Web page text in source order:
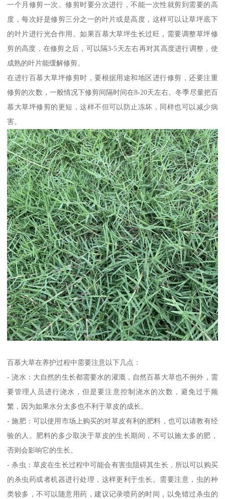
一个月修剪一次。修剪时要分次进行，不能一次性就剪到需要的高
度，每次好是修剪三分之一的叶片或是高度，这样可以让草坪底下
的叶片进行光合作用。如果百慕大草坪生长过旺，需要调整草坪修
剪的高度，在修剪之后，可以隔3-5天左右再对其高度进行调整，使
成熟的叶片能缓解修剪。
在进行百慕大草坪修剪时，要根据用途和地区进行修剪，还要注重
修剪的次数，一般情况下修剪间隔时间在8-20天左右。冬季尽量把百
慕大草坪修剪的更短，这样不但可以防止冻坏，同样也可以减少病
害。
百慕大草在养护过程中需要注意以下几点：
- 浇水：大自然的生长都需要水的灌溉，自然百慕大草也不例外，需
要管理人员进行浇水，但是要注意控制浇水的次数，避免过于频
繁，因为如果水分太多也不利于草皮的成长。
- 施肥：可以使用市场上购买的对草皮有利的肥料，也可以请教有经
验的人。肥料的多少取决于草皮的生长期间，不可以施太多的肥，
否则会影响它的生长。
- 杀虫：草皮在生长过程中可能会有害虫阻碍其生长，所以可以购买
的杀虫药或者机器进行处理，这样更利于生长。需要注意，虫的种
类较多，不可以随意用药，建议记录喷药的时间，以免错过杀虫的